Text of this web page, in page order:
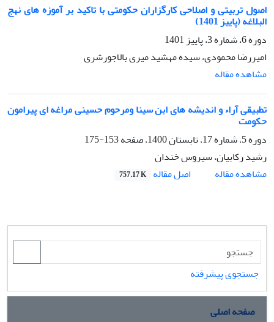
اصول تربیتی و اصلاحی کارگزاران حکومتی با تاکید بر آموزه های نهج
البلاغه (پاییز 1401)
دوره 6، شماره 3، پاییز 1401
امیررضا محمودی، سیده مهشید میری بالاجورشری
مشاهده مقاله
تطبیقی آراء و اندیشه های ابن سینا ومرحوم حسینی مراغه ای پیرامون
حکومت
دوره 5، شماره 17، تابستان 1400، صفحه
153-175
رشید رکابیان، سیروس خندان
مشاهده مقاله
اصل مقاله 757.17 K
جستجوی پیشرفته
صفحه اصلی